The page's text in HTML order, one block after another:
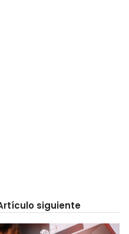
siguiente